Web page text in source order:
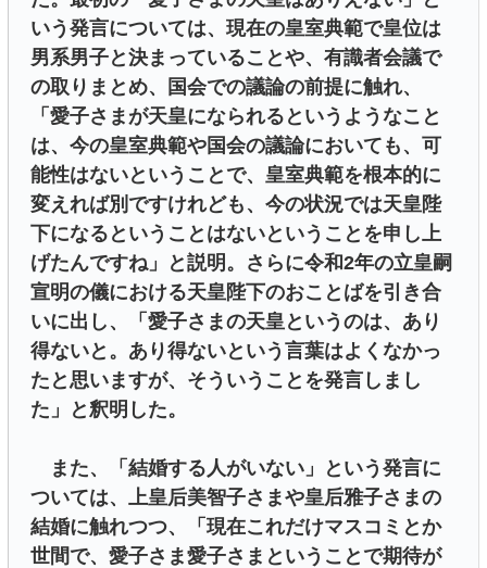
いう発言については、現在の皇室典範で皇位は
男系男子と決まっていることや、有識者会議で
の取りまとめ、国会での議論の前提に触れ、
「愛子さまが天皇になられるというようなこと
は、今の皇室典範や国会の議論においても、可
能性はないということで、皇室典範を根本的に
変えれば別ですけれども、今の状況では天皇陛
下になるということはないということを申し上
げたんですね」と説明。さらに令和2年の立皇嗣
宣明の儀における天皇陛下のおことばを引き合
いに出し、「愛子さまの天皇というのは、あり
得ないと。あり得ないという言葉はよくなかっ
たと思いますが、そういうことを発言しまし
た」と釈明した。
また、「結婚する人がいない」という発言に
ついては、上皇后美智子さまや皇后雅子さまの
結婚に触れつつ、「現在これだけマスコミとか
世間で、愛子さま愛子さまということで期待が